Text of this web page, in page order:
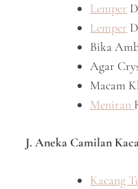
Lemper
Lemper
Bika
Agar
Macam
Meniran
J. Aneka Camilan
Kacang